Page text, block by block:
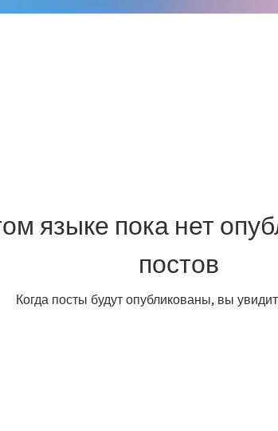
языке пока нет
постов
Когда посты будут опубликованы, вы